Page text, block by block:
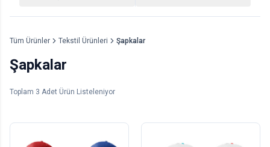
Tüm Ürünler Tekstil Ürünleri Şapkalar
Şapkalar
Toplam 3 Adet Ürün Listeleniyor